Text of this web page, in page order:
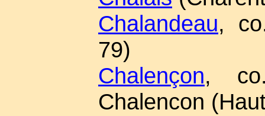
Chalandeau,
79)
Chalençon, co.
Chalencon